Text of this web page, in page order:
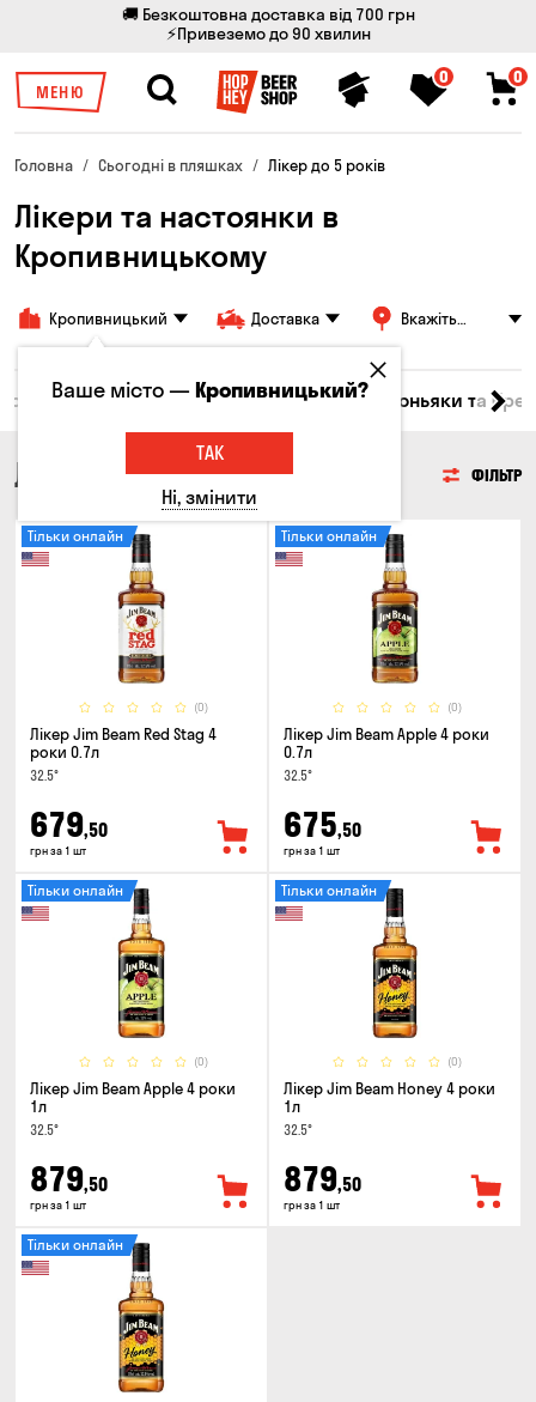
🚚 Безкоштовна доставка від 700 грн
⚡Привеземо до 90 хвилин
МЕНЮ
0 0
Головна Сьогодні в пляшках Лікер до 5 років
Лікери та настоянки в
Кропивницькому
Кропивницький Доставка
Вкажіть
Соджу Лікери та настоянки Коньяки та
ЛІКЕРИ ТА НАСТОЯНКИ ФІЛЬТР
(0)
Тільки онлайн
Лікер Jim Beam Red Stag 4
роки 0.7л
32.5°
679,50
грн за 1 шт
(0)
Тільки онлайн
Лікер Jim Beam Apple 4 роки
0.7л
32.5°
675,50
грн за 1 шт
(0)
Тільки онлайн
Лікер Jim Beam Apple 4 роки
1л
32.5°
879,50
грн за 1 шт
(0)
Тільки онлайн
Лікер Jim Beam Honey 4 роки
1л
32.5°
879,50
грн за 1 шт
Тільки онлайн
Ваше місто —Кропивницький?
ТАК
Ні, змінити